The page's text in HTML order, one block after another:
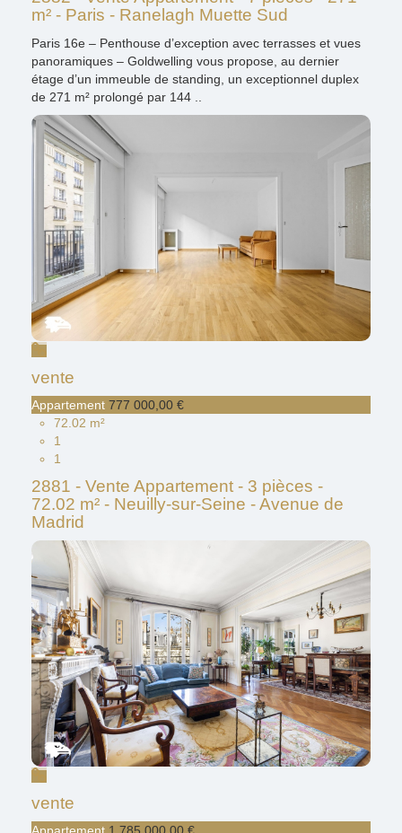
m² - Paris - Ranelagh Muette Sud
Paris 16e – Penthouse d’exception avec terrasses et vues
panoramiques – Goldwelling vous propose, au dernier
étage d’un immeuble de standing, un exceptionnel duplex
de 271 m² prolongé par 144 ..
vente
Appartement 777 000,00 €
72.02 m²
1
1
2881 - Vente Appartement - 3 pièces -
72.02 m² - Neuilly-sur-Seine - Avenue de
Madrid
vente